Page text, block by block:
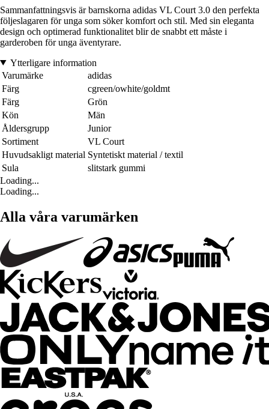
Sammanfattningsvis är barnskorna adidas VL Court 3.0 den perfekta
följeslagaren för unga som söker komfort och stil. Med sin eleganta
design och optimerad funktionalitet blir de snabbt ett måste i
garderoben för unga äventyrare.
Ytterligare information
Varumärke
adidas
Färg
cgreen/owhite/goldmt
Färg
Grön
Kön
Män
Åldersgrupp
Junior
Sortiment
VL Court
Huvudsakligt material Syntetiskt material / textil
Sula
slitstark gummi
Loading...
Loading...
Alla våra varumärken